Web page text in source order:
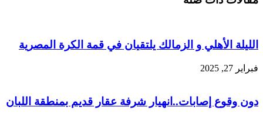
الليلة الأهلي و الزمالك يلتقيان في قمة الكرة المصرية
فبراير 27, 2025
دون وقوع إصابات..انهيار شرفة عقار قديم بمنطقة اللبان